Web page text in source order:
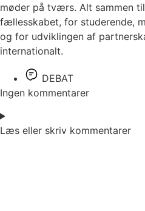
møder på tværs. Alt sammen
fællesskabet, for studerende,
og for udviklingen af
internationalt.
DEBAT
Ingen kommentarer
Læs eller skriv kommentarer